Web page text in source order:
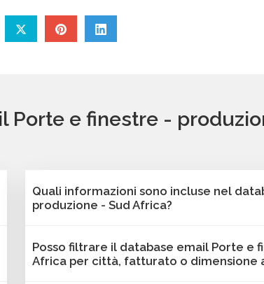
e finestre -
Quali informazioni sono incluse nel
produzione - Sud Africa?
dati di contatto completi e la
informazioni strategiche variano in base al
Posso filtrare il database email Porte e
Africa per città, fatturato o dimensione